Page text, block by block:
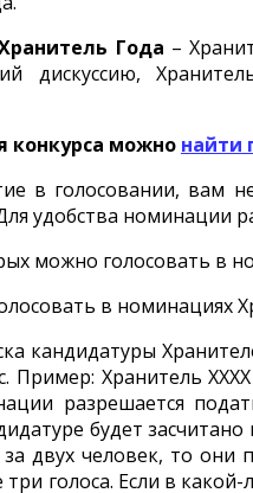
Года –
дискуссию,
конкурса можно найти
в голосовании, вам
удобства номинации
можно голосовать в
в номинациях
кандидатуры
Пример: Хранитель
разрешается
будет
за двух человек, то
три голоса. Если в